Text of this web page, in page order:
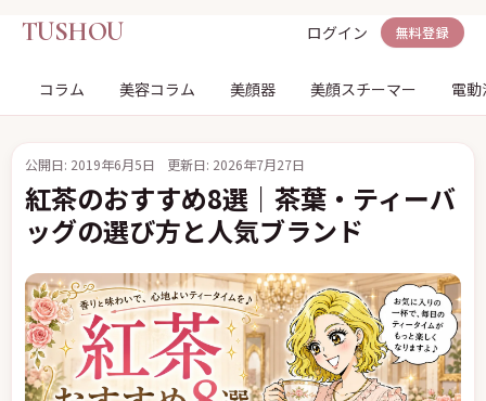
TUSHOU ログイン 無料登録
コラム 美容コラム 美顔器 美顔スチーマー 電
公開日: 2019年6月5日 更新日: 2026年7月27日
紅茶のおすすめ8選｜茶葉・ティーバ
ッグの選び方と人気ブランド